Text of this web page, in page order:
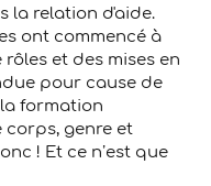
la relation d'aide.
ont commencé à
et des mises en
pour cause de
formation
corps, genre et
! Et ce n’est que